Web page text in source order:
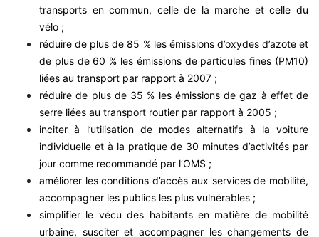
transports en commun, celle de la marche et celle du
vélo ;
réduire de plus de 85 % les émissions d’oxydes d’azote et
de plus de 60 % les émissions de particules fines (PM10)
liées au transport par rapport à 2007 ;
réduire de plus de 35 % les émissions de gaz à effet de
serre liées au transport routier par rapport à 2005 ;
inciter à l’utilisation de modes alternatifs à la voiture
individuelle et à la pratique de 30 minutes d’activités par
jour comme recommandé par l’OMS ;
améliorer les conditions d’accès aux services de mobilité,
accompagner les publics les plus vulnérables ;
simplifier le vécu des habitants en matière de mobilité
urbaine, susciter et accompagner les changements de